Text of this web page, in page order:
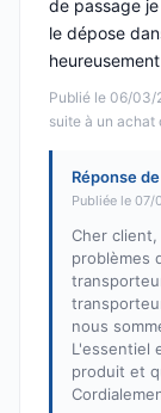
Publié le 06/03/
suite à un
de passage
le dépose
Réponse
Publiée le 07/
Cher
problèmes
nous
L'essentiel
produit et